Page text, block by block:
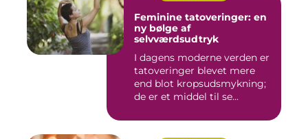
Feminine tatoveringer: en
ny bølge af
selvværdsudtryk
I dagens moderne verden er
tatoveringer blevet mere
end blot kropsudsmykning;
de er et middel til se...